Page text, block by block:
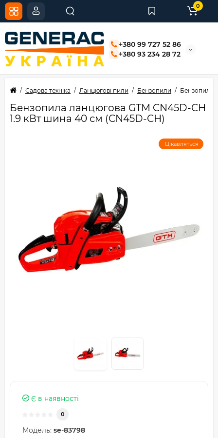
+380 99 727 52 86
+380 93 234 28 72
0
Садова техніка Ланцюгові пили Бензопили Бензопила
Бензопила ланцюгова GTM CN45D-CH
1.9 кВт шина 40 см (CN45D-CH)
Цікавляться
Є в наявності
0
Модель: se-83798